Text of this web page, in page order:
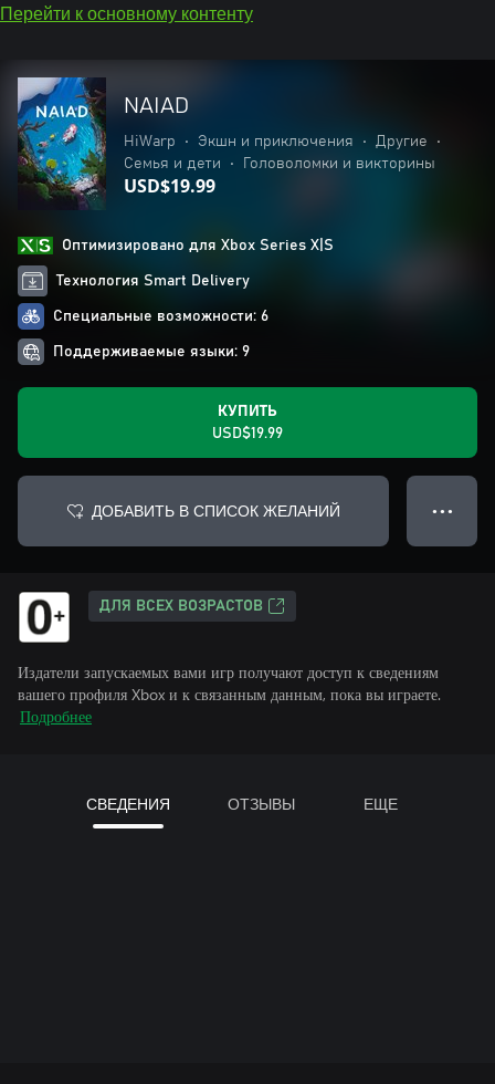
Перейти к основному контенту
NAIAD
HiWarp • Экшн и приключения • Другие
•
Семья и дети
• Головоломки и викторины
USD$19.99
Оптимизировано для Xbox Series X|S
Технология Smart Delivery
Специальные возможности: 6
Поддерживаемые языки: 9
КУПИТЬ
USD$19.99
ДОБАВИТЬ В СПИСОК ЖЕЛАНИЙ ● ● ●
ДЛЯ ВСЕХ ВОЗРАСТОВ
Издатели запускаемых вами игр получают доступ к сведениям
вашего профиля Xbox и к связанным данным, пока вы играете.
Подробнее
СВЕДЕНИЯ ОТЗЫВЫ ЕЩЕ